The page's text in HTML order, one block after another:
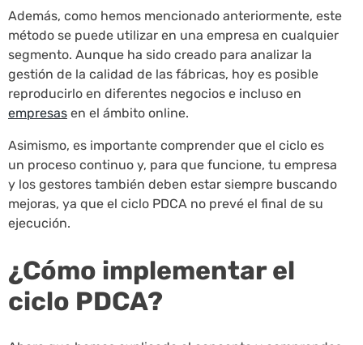
Además, como hemos mencionado anteriormente, este
método se puede utilizar en una empresa en cualquier
segmento. Aunque ha sido creado para analizar la
gestión de la calidad de las fábricas, hoy es posible
reproducirlo en diferentes negocios e incluso en
empresas en el ámbito online.
Asimismo, es importante comprender que el ciclo es
un proceso continuo y, para que funcione, tu empresa
y los gestores también deben estar siempre buscando
mejoras, ya que el ciclo PDCA no prevé el final de su
ejecución.
¿Cómo implementar el
ciclo PDCA?